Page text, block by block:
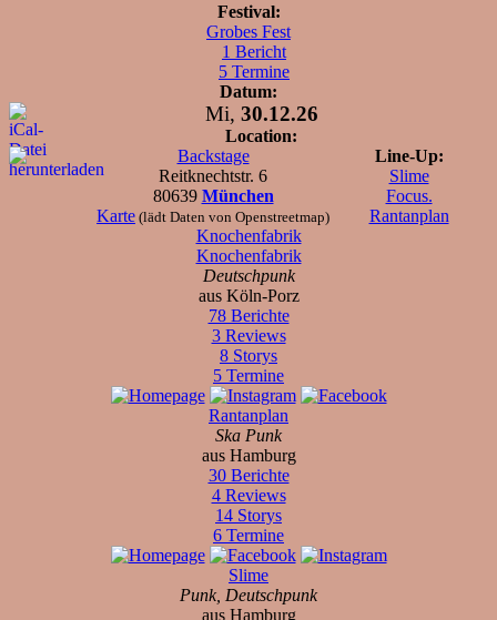
Festival:
Grobes Fest
1 Bericht
5 Termine
Datum:
Mi, 30.12.26
Location:
Backstage
Reitknechtstr. 6
80639 München
Karte (lädt Daten von Openstreetmap)
Line-Up:
Slime
Focus.
Rantanplan
Knochenfabrik
Knochenfabrik
Deutschpunk
aus Köln-Porz
78 Berichte
3 Reviews
8 Storys
5 Termine
Rantanplan
Ska Punk
aus Hamburg
30 Berichte
4 Reviews
14 Storys
6 Termine
Slime
Punk, Deutschpunk
aus Hamburg